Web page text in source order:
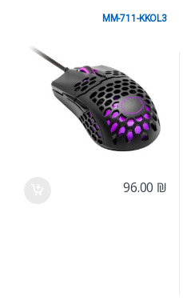
MM-711-KKOL3
96.00 ₪